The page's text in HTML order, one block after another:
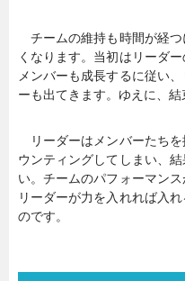
チームの維持も時間が経つ
くなります。当初はリーダ
メンバーも成長するに従い
ーも出てきます。ゆえに、結
リーダーはメンバーたちを
ウンティングしてしまい、
い。チームのパフォーマン
リーダーが力を入れれば入
のです。